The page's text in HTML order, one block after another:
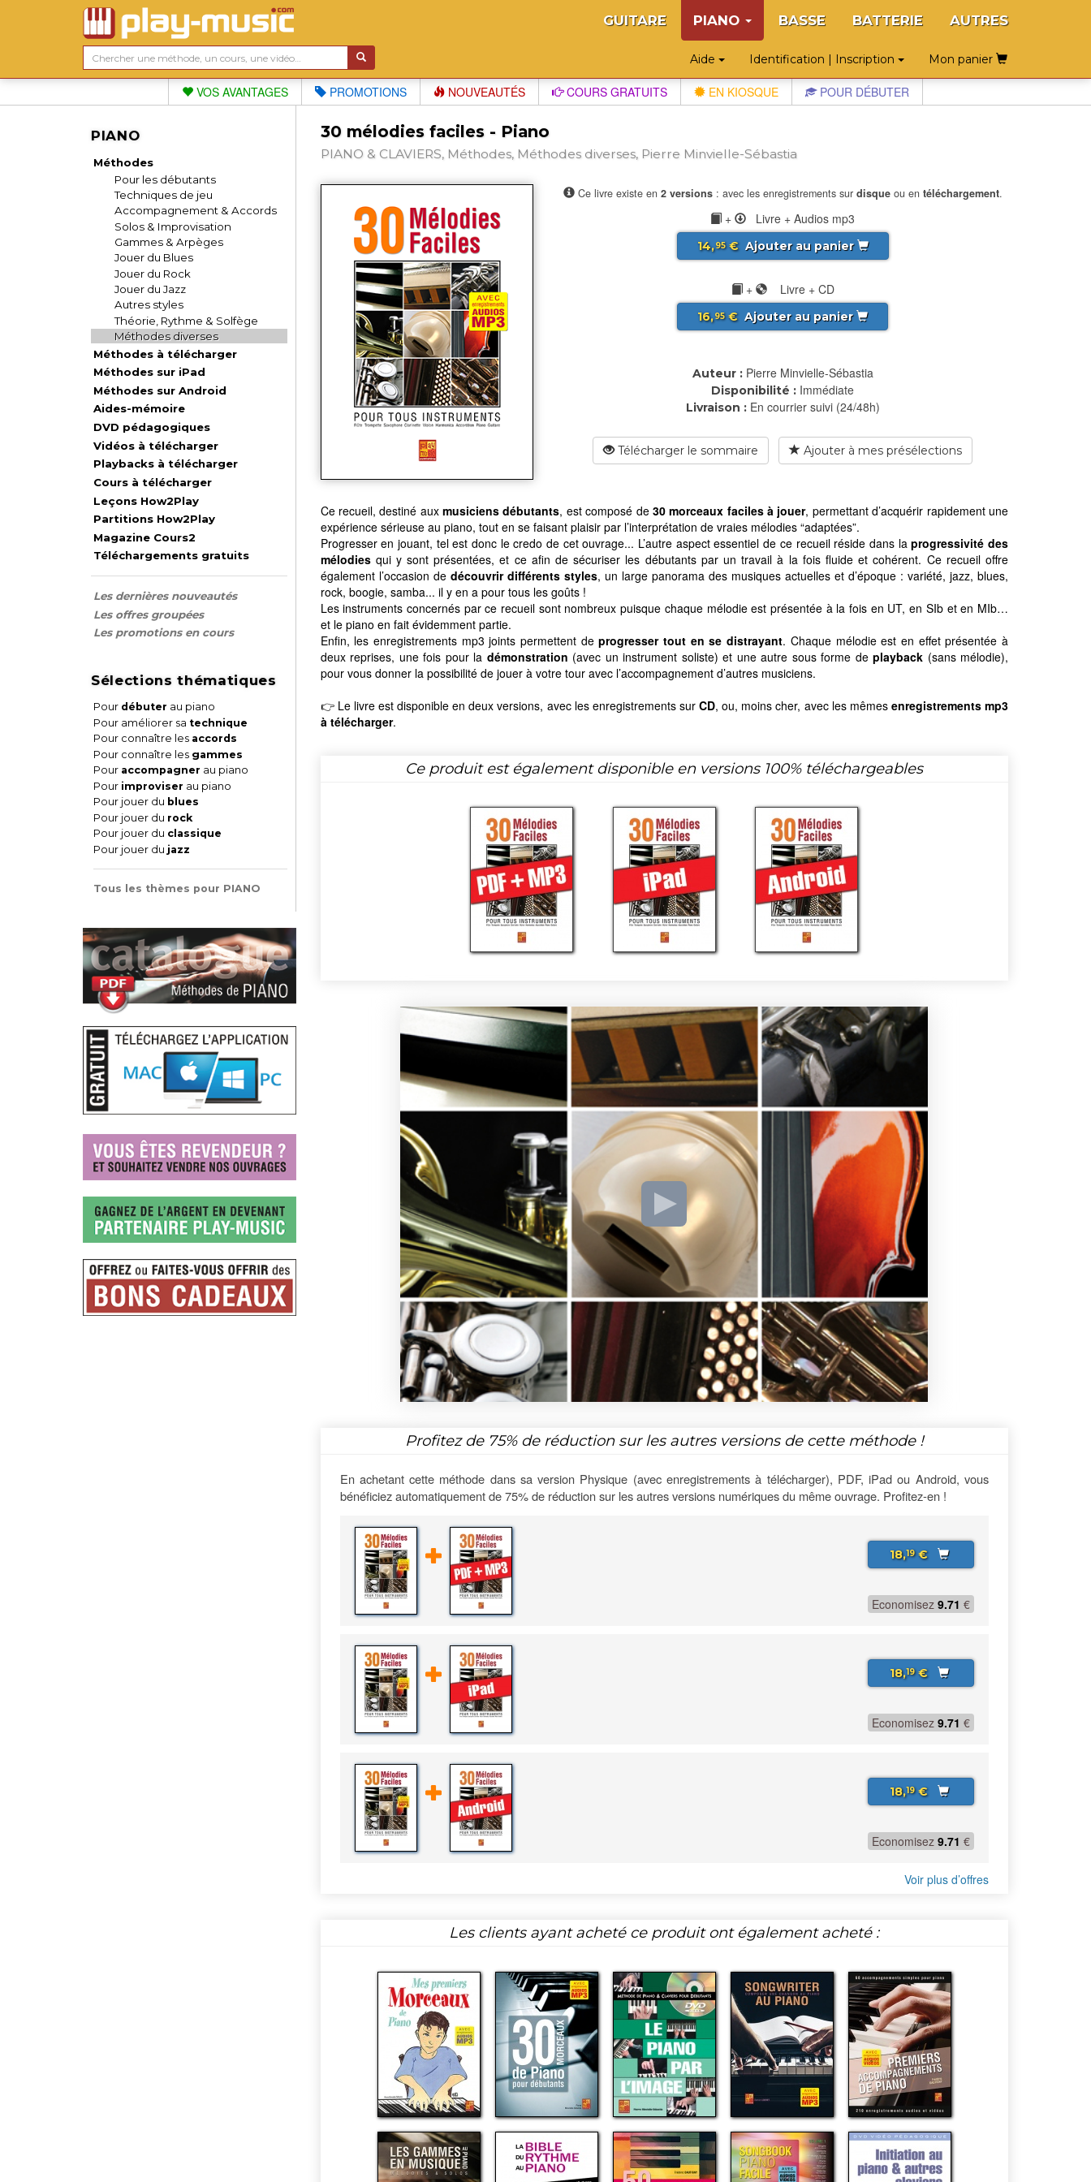
GUITARE PIANO BASSE BATTERIE AUTRES
Aide Identification | Inscription Mon panier
VOS AVANTAGES PROMOTIONS NOUVEAUTÉS COURS GRATUITS EN KIOSQUE POUR DÉBUTER
PIANO
Méthodes
Pour les débutants
Techniques de jeu
Accompagnement & Accords
Solos & Improvisation
Gammes & Arpèges
Jouer du Blues
Jouer du Rock
Jouer du Jazz
Autres styles
Théorie, Rythme & Solfège
Méthodes diverses
Méthodes à télécharger
Méthodes sur iPad
Méthodes sur Android
Aides-mémoire
DVD pédagogiques
Vidéos à télécharger
Playbacks à télécharger
Cours à télécharger
Leçons How2Play
Partitions How2Play
Magazine Cours2
Téléchargements gratuits
Les dernières nouveautés
Les offres groupées
Les promotions en cours
Sélections thématiques
Pour débuter au piano
Pour améliorer sa technique
Pour connaître les accords
Pour connaître les gammes
Pour accompagner au piano
Pour improviser au piano
Pour jouer du blues
Pour jouer du rock
Pour jouer du classique
Pour jouer du jazz
Tous les thèmes pour PIANO
30 mélodies faciles - Piano
PIANO & CLAVIERS, Méthodes, Méthodes diverses, Pierre Minvielle-Sébastia
Ce livre existe en 2 versions: avec les enregistrements sur disqueou en téléchargement.
+ Livre + Audios mp3
14,95€ Ajouter au panier
+ Livre + CD
16,95€ Ajouter au panier
Auteur : Pierre Minvielle-Sébastia
Disponibilité : Immédiate
Livraison : En courrier suivi (24/48h)
Télécharger le sommaire Ajouter à mes présélections
Ce recueil, destiné auxmusiciens débutants, est composé de 30 morceaux faciles à jouer, permettant d’acquérir rapidement une
expérience sérieuse au piano, tout en se faisant plaisir par l’interprétation de vraies mélodies “adaptées”.
Progresser en jouant, tel est donc le credo de cet ouvrage... L’autre aspect essentiel de ce recueil réside dans laprogressivité des
mélodiesqui y sont présentées, et ce afin de sécuriser les débutants par un travail à la fois fluide et cohérent. Ce recueil offre
également l’occasion de découvrir différents styles, un large panorama des musiques actuelles et d’époque : variété, jazz, blues,
rock, boogie, samba... il y en a pour tous les goûts !
Les instruments concernés par ce recueil sont nombreux puisque chaque mélodie est présentée à la fois en UT, en SIb et en MIb…
et le piano en fait évidemment partie.
Enfin, les enregistrements mp3 joints permettent deprogresser tout en se distrayant. Chaque mélodie est en effet présentée à
deux reprises, une fois pour la démonstration (avec un instrument soliste) et une autre sous forme de playback (sans mélodie),
pour vous donner la possibilité de jouer à votre tour avec l’accompagnement d’autres musiciens.
👉 Le livre est disponible en deux versions, avec les enregistrements surCD, ou, moins cher, avec les mêmes enregistrements mp3
à télécharger.
Ce produit est également disponible en versions 100% téléchargeables
Profitez de 75%de réduction sur les autres versions de cette méthode !
En achetant cette méthode dans sa version Physique (avec enregistrements à télécharger), PDF, iPad ou Android, vous
bénéficiez automatiquement de 75% de réduction sur les autres versions numériques du même ouvrage. Profitez-en !
18,19€
Economisez 9.71 €
18,19€
Economisez 9.71 €
18,19€
Economisez 9.71 €
Voir plus d’offres
Les clients ayant acheté ce produit ont également acheté :